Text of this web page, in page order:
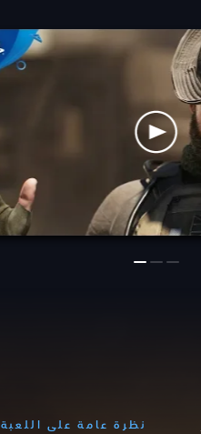
نظرة عامة على اللعبة